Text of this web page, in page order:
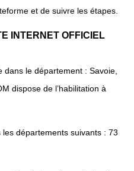
et de suivre les étapes.
INTERNET OFFICIEL
le département : Savoie,
dispose de l’habilitation à
départements suivants : 73